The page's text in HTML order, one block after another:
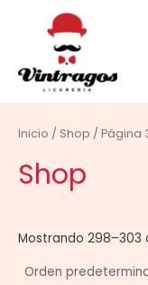
contenido
Inicio / Shop / Página
Shop
Mostrando 298–303